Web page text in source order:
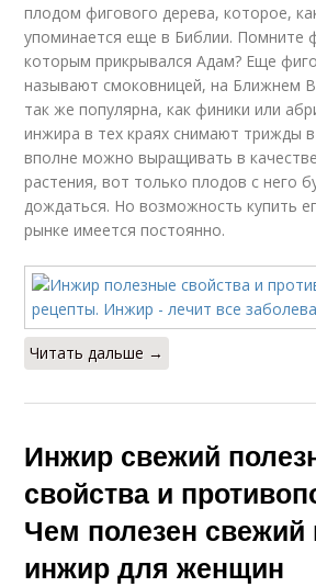
плодом фигового дерева, которое,
упоминается еще в Библии. Помните
которым прикрывался Адам? Еще
называют смоковницей, на Ближнем
так же популярна, как финики или
инжира в тех краях снимают трижды
вполне можно выращивать в
растения, вот только плодов с него
дождаться. Но возможность купить
рынке имеется постоянно.
Читать дальше →
Инжир свежий
свойства и
Чем полезен
инжир для женщин